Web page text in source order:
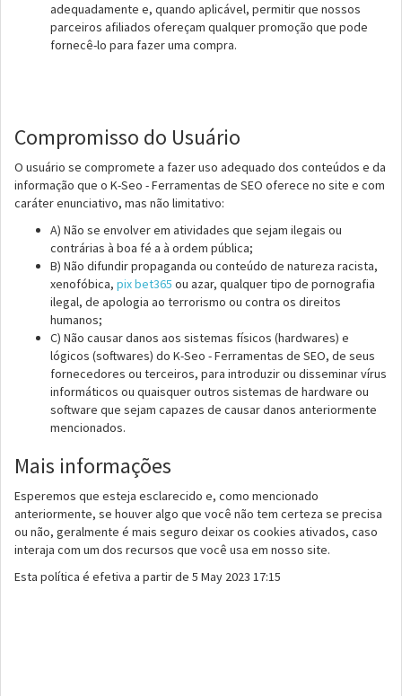
adequadamente e, quando aplicável, permitir que nossos
parceiros afiliados ofereçam qualquer promoção que pode
fornecê-lo para fazer uma compra.
Compromisso do Usuário
O usuário se compromete a fazer uso adequado dos conteúdos e da
informação que o K-Seo - Ferramentas de SEO oferece no site e com
caráter enunciativo, mas não limitativo:
A) Não se envolver em atividades que sejam ilegais ou
contrárias à boa fé a à ordem pública;
B) Não difundir propaganda ou conteúdo de natureza racista,
xenofóbica, pix bet365 ou azar, qualquer tipo de pornografia
ilegal, de apologia ao terrorismo ou contra os direitos
humanos;
C) Não causar danos aos sistemas físicos (hardwares) e
lógicos (softwares) do K-Seo - Ferramentas de SEO, de seus
fornecedores ou terceiros, para introduzir ou disseminar vírus
informáticos ou quaisquer outros sistemas de hardware ou
software que sejam capazes de causar danos anteriormente
mencionados.
Mais informações
Esperemos que esteja esclarecido e, como mencionado
anteriormente, se houver algo que você não tem certeza se precisa
ou não, geralmente é mais seguro deixar os cookies ativados, caso
interaja com um dos recursos que você usa em nosso site.
Esta política é efetiva a partir de 5 May 2023 17:15